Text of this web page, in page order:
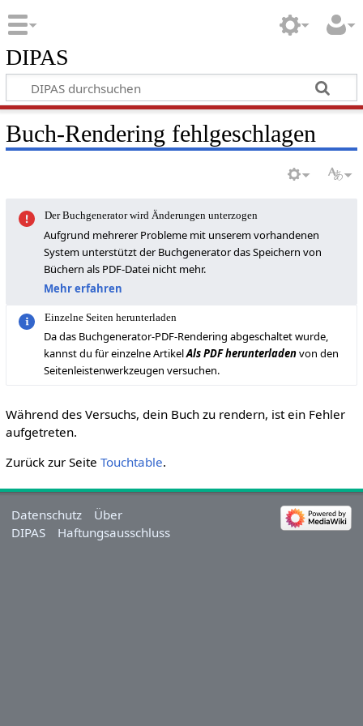
DIPAS
Buch-Rendering fehlgeschlagen
Der Buchgenerator wird Änderungen unterzogen
Aufgrund mehrerer Probleme mit unserem vorhandenen
System unterstützt der Buchgenerator das Speichern von
Büchern als PDF-Datei nicht mehr.
Mehr erfahren
Einzelne Seiten herunterladen
Da das Buchgenerator-PDF-Rendering abgeschaltet wurde,
kannst du für einzelne ArtikelAls PDF herunterladenvon den
Seitenleistenwerkzeugen versuchen.
Während des Versuchs, dein Buch zu rendern, ist ein Fehler
aufgetreten.
Zurück zur Seite Touchtable.
Datenschutz
Über
DIPAS
Haftungsausschluss